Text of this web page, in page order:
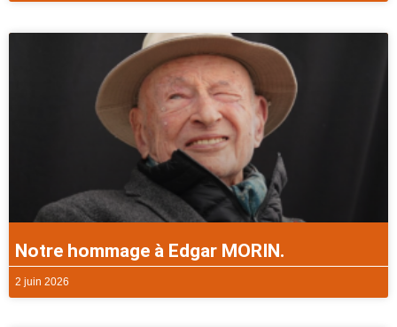
Notre hommage à Edgar MORIN.
2 juin 2026